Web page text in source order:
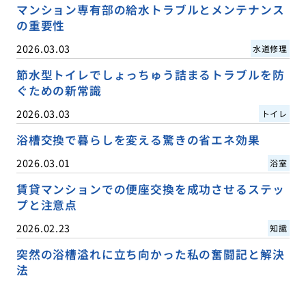
マンション専有部の給水トラブルとメンテナンス
の重要性
2026.03.03 水道修理
節水型トイレでしょっちゅう詰まるトラブルを防
ぐための新常識
2026.03.03 トイレ
浴槽交換で暮らしを変える驚きの省エネ効果
2026.03.01 浴室
賃貸マンションでの便座交換を成功させるステッ
プと注意点
2026.02.23 知識
突然の浴槽溢れに立ち向かった私の奮闘記と解決
法